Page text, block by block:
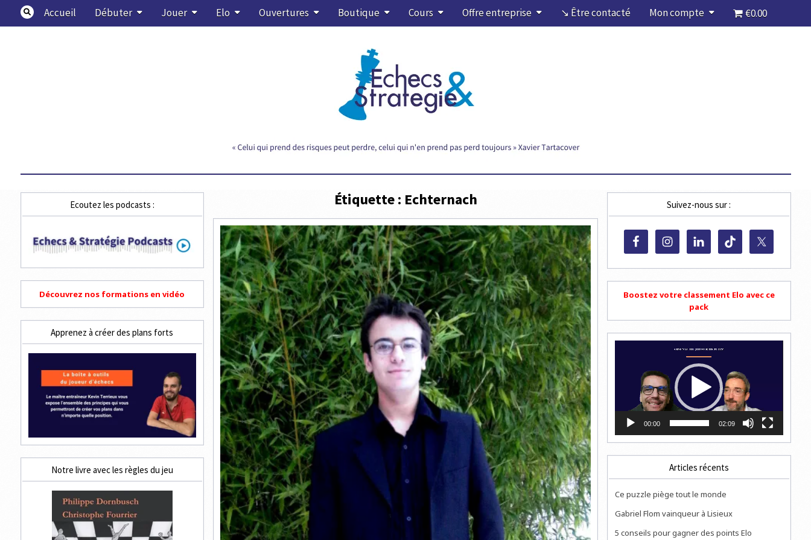
content
Accueil Débuter Jouer Elo Ouvertures Boutique Cours Offre entreprise ↘ Être contacté Mon compte €0.00
Étiquette : Echternach
Ecoutez les podcasts :
Découvrez nos formations en vidéo
Apprenez à créer des plans forts
Notre livre avec les règles du jeu
Suivez-nous sur :
Boostez votre classement Elo avec ce
pack
00:00 02:09
Articles récents
Ce puzzle piège tout le monde
Gabriel Flom vainqueur à Lisieux
5 conseils pour gagner des points Elo